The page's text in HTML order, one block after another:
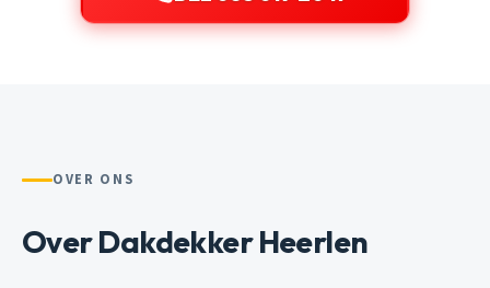
OVER ONS
Over Dakdekker Heerlen